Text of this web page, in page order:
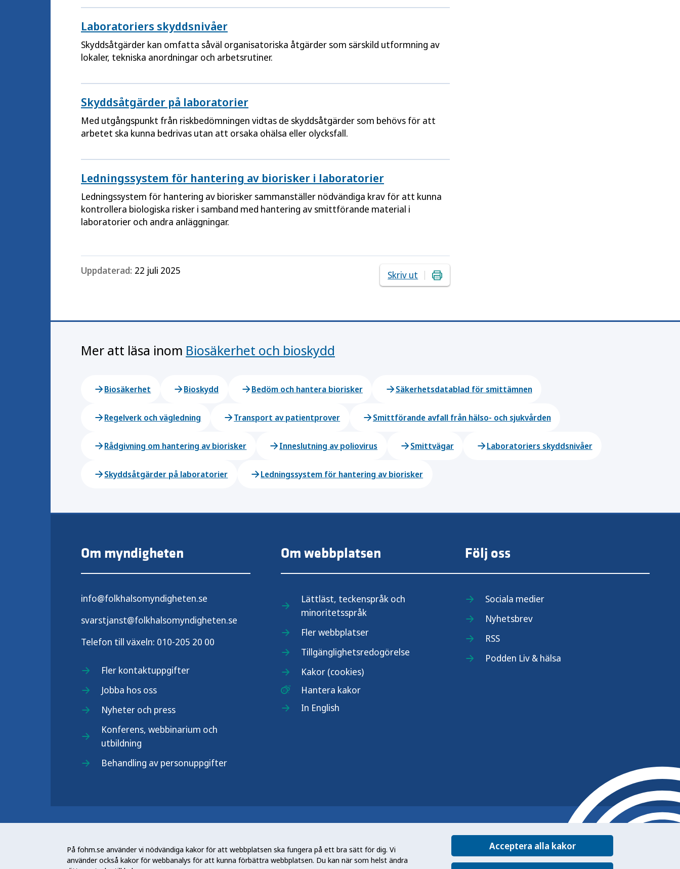
På fohm.se använder vi nödvändiga kakor för att webbplatsen ska fungera på ett bra sätt för dig. Vi
använder också kakor för webbanalys för att kunna förbättra webbplatsen. Du kan när som helst ändra
Acceptera alla kakor
spridning.
Laboratoriers skyddsnivåer
Skyddsåtgärder kan omfatta såväl organisatoriska åtgärder som särskild utformning av
lokaler, tekniska anordningar och arbetsrutiner.
Skyddsåtgärder på laboratorier
Med utgångspunkt från riskbedömningen vidtas de skyddsåtgärder som behövs för att
arbetet ska kunna bedrivas utan att orsaka ohälsa eller olycksfall.
Ledningssystem för hantering av biorisker i laboratorier
Ledningssystem för hantering av biorisker sammanställer nödvändiga krav för att kunna
kontrollera biologiska risker i samband med hantering av smittförande material i
laboratorier och andra anläggningar.
Uppdaterad: 22 juli 2025 Skriv ut
Mer att läsa inom Biosäkerhet och bioskydd
Biosäkerhet Bioskydd Bedöm och hantera biorisker Säkerhetsdatablad för smittämnen
Regelverk och vägledning Transport av patientprover Smittförande avfall från hälso- och sjukvården
Rådgivning om hantering av biorisker Inneslutning av poliovirus Smittvägar Laboratoriers skyddsnivåer
Skyddsåtgärder på laboratorier Ledningssystem för hantering av biorisker
Om myndigheten
info@folkhalsomyndigheten.se
svarstjanst@folkhalsomyndigheten.se
Telefon till växeln: 010-205 20 00
Fler kontaktuppgifter
Jobba hos oss
Nyheter och press
Konferens, webbinarium och
utbildning
Behandling av personuppgifter
Om webbplatsen
Lättläst, teckenspråk och
minoritetsspråk
Fler webbplatser
Tillgänglighetsredogörelse
Kakor (cookies)
Hantera kakor
In English
Följ oss
Sociala medier
Nyhetsbrev
RSS
Podden Liv & hälsa
arbetar för en bättre folkhälsa. Det gör myndigheten genom att utveckla
och stödja samhällets arbete med att främja hälsa, förebygga ohälsa och